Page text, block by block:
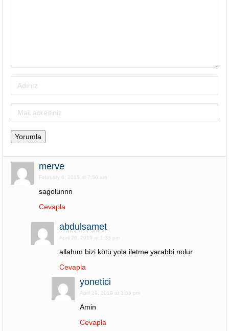
merve
February 6, 2015 at 7:50 am
sagolunnn
Cevapla
abdulsamet
April 28, 2019 at 1:33 pm
allahım bizi kötü yola iletme yarabbi nolur
Cevapla
yonetici
April 29, 2019 at 3:56 pm
Amin
Cevapla